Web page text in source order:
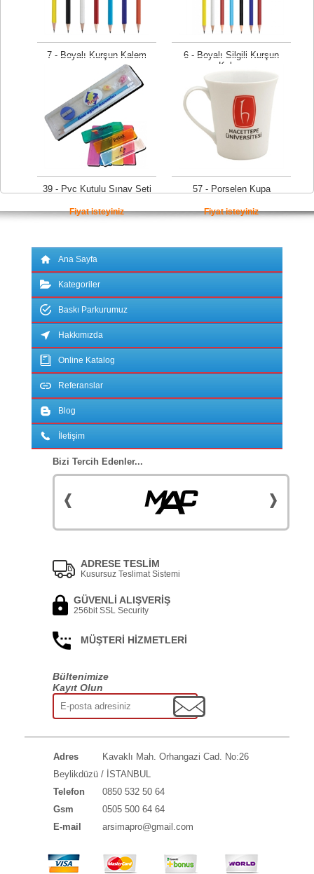
7 - Boyalı Kurşun Kalem
Fiyat isteyiniz
6 - Boyalı Silgili Kurşun
Kalem
Fiyat isteyiniz
39 - Pvc Kutulu Sınav Seti
Fiyat isteyiniz
57 - Porselen Kupa
Fiyat isteyiniz
Ana Sayfa
Kategoriler
Baskı Parkurumuz
Hakkımızda
Online Katalog
Referanslar
Blog
İletişim
Bizi Tercih Edenler...
ADRESE TESLİM
Kusursuz Teslimat Sistemi
GÜVENLİ ALIŞVERİŞ
256bit SSL Security
MÜŞTERİ HİZMETLERİ
Bültenimize
Kayıt Olun
Adres
Kavaklı Mah. Orhangazi Cad. No:26
Beylikdüzü / İSTANBUL
Telefon
0850 532 50 64
Gsm
0505 500 64 64
E-mail
arsimapro@gmail.com